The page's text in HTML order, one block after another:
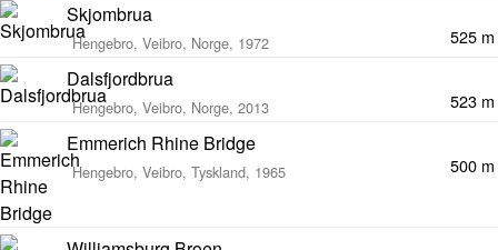
Skjombrua
Hengebro, Veibro, Norge, 1972 525 m
Dalsfjordbrua
Hengebro, Veibro, Norge, 2013 523 m
Emmerich Rhine Bridge
Hengebro, Veibro, Tyskland, 1965 500 m